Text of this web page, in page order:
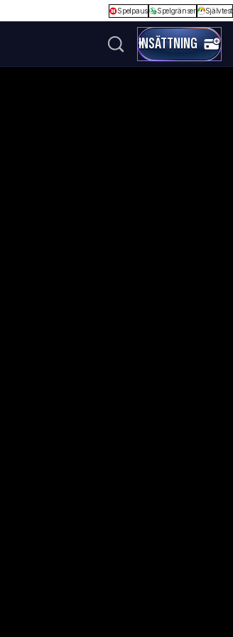
Spelpaus Spelgränser Självtest
INSÄTTNING